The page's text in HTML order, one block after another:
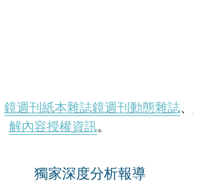
鏡週刊紙本雜誌鏡週刊動態雜誌、
解內容授權資訊。
獨家深度分析報導